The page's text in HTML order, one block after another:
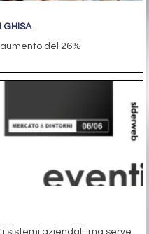
GHISA
del 26%
i sistemi aziendali, ma serve